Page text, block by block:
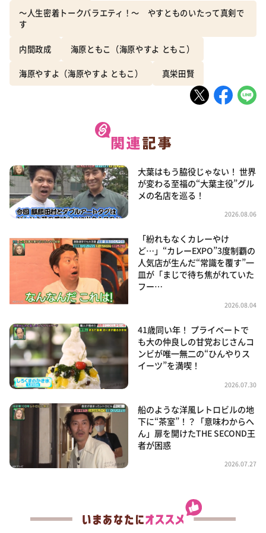
～人生密着トークバラエティ！～ やすとものいたって真剣で
す
内間政成 海原ともこ（海原やすよ ともこ）
海原やすよ（海原やすよ ともこ） 真栄田賢
大葉はもう脇役じゃない！ 世界
が変わる至福の“大葉主役”グル
メの名店を巡る！
2026.08.06
「紛れもなくカレーやけ
ど…」“カレーEXPO”3度制覇の
人気店が生んだ“常識を覆す”一
皿が「まじで待ち焦がれていた
フー…
2026.08.04
41歳同い年！ プライベートで
も大の仲良しの甘党おじさんコ
ンビが唯一無二の“ひんやりス
イーツ”を満喫！
2026.07.30
船のような洋風レトロビルの地
下に“茶室”！？「意味わからへ
ん」扉を開けたTHE SECOND王
者が困惑
2026.07.27